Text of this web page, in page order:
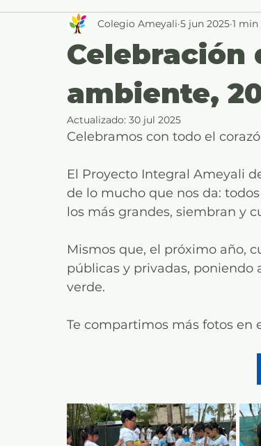
Celebración
ambiente,
Colegio Ameyali 5 jun 2025 1
Actualizado: 30 jul 2025
Celebramos con todo el
El Proyecto Integral Ameyali
de lo mucho que nos da:
los más grandes, siembran y
Mismos que, el próximo año,
públicas y privadas,
verde.
Te compartimos más fotos en